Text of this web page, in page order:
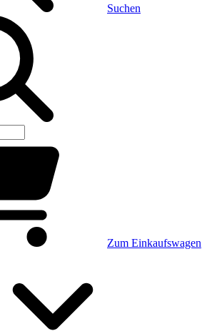
Suchen
Zum Einkaufswagen